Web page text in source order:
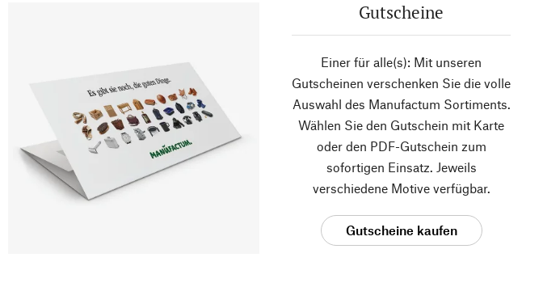
Gutscheine
Einer für alle(s): Mit unseren
Gutscheinen verschenken Sie die volle
Auswahl des Manufactum Sortiments.
Wählen Sie den Gutschein mit Karte
oder den PDF-Gutschein zum
sofortigen Einsatz. Jeweils
verschiedene Motive verfügbar.
Gutscheine kaufen